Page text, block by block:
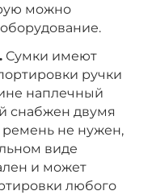
можно
Сумки имеют
ручки
наплечный
снабжен двумя
ремень не нужен,
виде
и может
любого